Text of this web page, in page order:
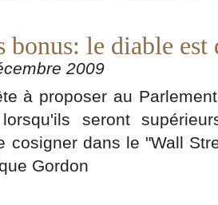
bonus: le diable est
2009
à proposer au
seront
cosigner dans le "Wall
Gordon